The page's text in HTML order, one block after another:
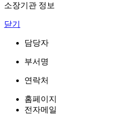
소장기관 정보
닫기
담당자
부서명
연락처
홈페이지
전자메일